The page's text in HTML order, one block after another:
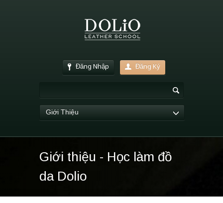
Đăng Nhập Đăng Ký
Giới Thiệu
Giới thiệu - Học làm đồ
da Dolio